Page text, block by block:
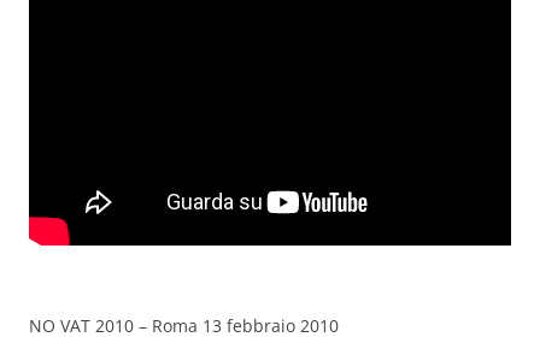
NO VAT 2010 – Roma 13 febbraio 2010